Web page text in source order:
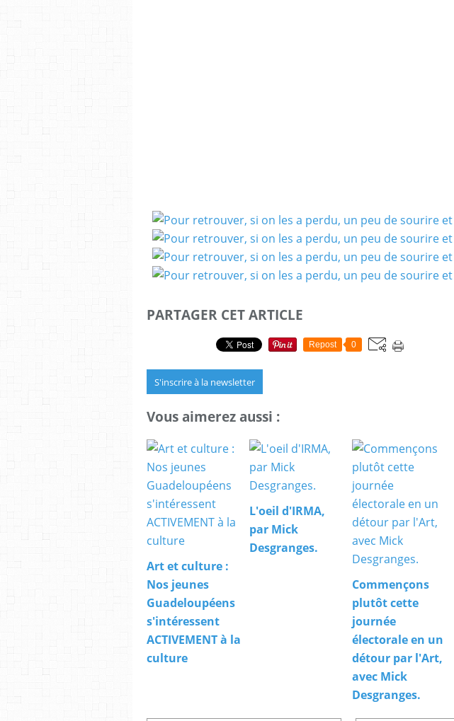
PARTAGER CET ARTICLE
Repost 0
S'inscrire à la newsletter
Vous aimerez aussi :
Art et culture :
Nos jeunes
Guadeloupéens
s'intéressent
ACTIVEMENT à la
culture
L'oeil d'IRMA,
par Mick
Desgranges.
Commençons
plutôt cette
journée
électorale en un
détour par l'Art,
avec Mick
Desgranges.